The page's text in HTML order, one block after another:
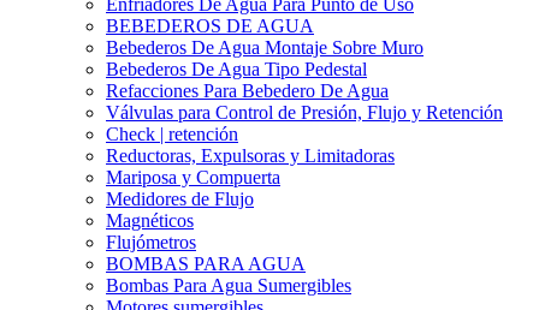
Enfriadores De Agua Para Punto de Uso
BEBEDEROS DE AGUA
Bebederos De Agua Montaje Sobre Muro
Bebederos De Agua Tipo Pedestal
Refacciones Para Bebedero De Agua
Válvulas para Control de Presión, Flujo y Retención
Check | retención
Reductoras, Expulsoras y Limitadoras
Mariposa y Compuerta
Medidores de Flujo
Magnéticos
Flujómetros
BOMBAS PARA AGUA
Bombas Para Agua Sumergibles